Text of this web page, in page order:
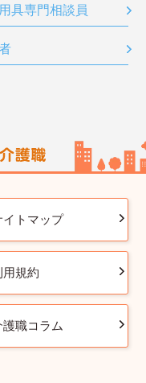
具専門相談員
イトマップ
用規約
護職コラム